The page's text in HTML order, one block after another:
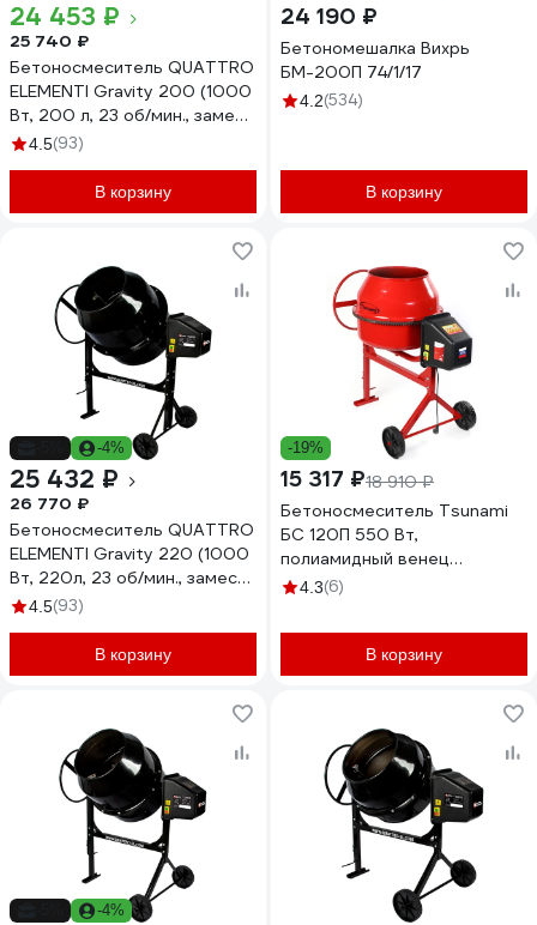
24 453 ₽
25 740 ₽
Бетоносмеситель QUATTRO
ELEMENTI Gravity 200 (1000
Вт, 200 л, 23 об/мин., замес
119 л, полиамидный венец)
4.5(93)
В корзину
24 190 ₽
Бетономешалка Вихрь
БМ-200П 74/1/17
4.2(534)
В корзину
-4%
25 432 ₽
26 770 ₽
Бетоносмеситель QUATTRO
ELEMENTI Gravity 220 (1000
Вт, 220л, 23 об/мин., замес
129 л, полиамидный венец)
4.5(93)
В корзину
-19%
15 317 ₽18 910 ₽
Бетоносмеситель Tsunami
БС 120П 550 Вт,
полиамидный венец
I1061231000121
4.3(6)
В корзину
-4%